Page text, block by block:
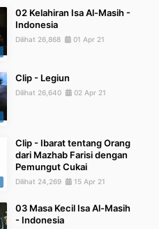
02 Kelahiran Isa Al-Masih -
Indonesia
Dilihat 26,868 01 Apr 21
Clip - Legiun
Dilihat 26,640 02 Apr 21
Clip - Ibarat tentang Orang
dari Mazhab Farisi dengan
Pemungut Cukai
Dilihat 24,269 15 Apr 21
03 Masa Kecil Isa Al-Masih
- Indonesia